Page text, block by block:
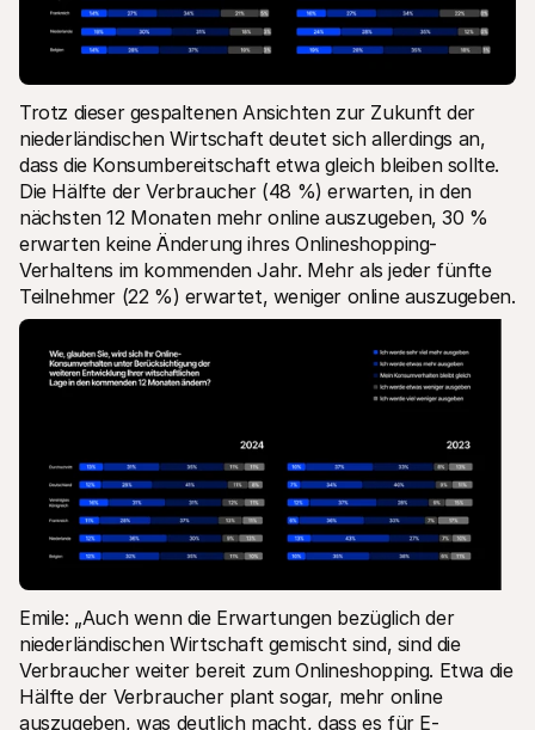
Trotz dieser gespaltenen Ansichten zur Zukunft der
niederländischen Wirtschaft deutet sich allerdings an,
dass die Konsumbereitschaft etwa gleich bleiben sollte.
Die Hälfte der Verbraucher (48 %) erwarten, in den
nächsten 12 Monaten mehr online auszugeben, 30 %
erwarten keine Änderung ihres Onlineshopping-
Verhaltens im kommenden Jahr. Mehr als jeder fünfte
Teilnehmer (22 %) erwartet, weniger online auszugeben.
Emile: „Auch wenn die Erwartungen bezüglich der
niederländischen Wirtschaft gemischt sind, sind die
Verbraucher weiter bereit zum Onlineshopping. Etwa die
Hälfte der Verbraucher plant sogar, mehr online
auszugeben, was deutlich macht, dass es für E-